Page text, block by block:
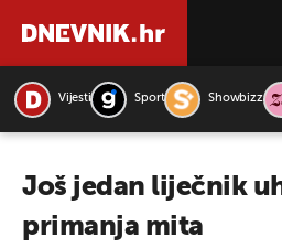
Vijesti Sport Showbizz
Još jedan liječnik
primanja mita
PRETRAŽITE VIJESTI